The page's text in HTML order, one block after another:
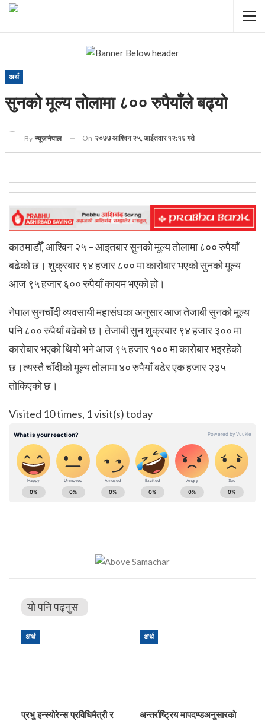
अर्थ
सुनको मूल्य तोलामा ८०० रुपैयाँले बढ्यो
By न्यूज नेपाल On २०७७ आश्विन २५, आईतवार १२:१६ गते
काठमाडौँ, आश्विन २५ – आइतबार सुनको मूल्य तोलामा ८०० रुपैयाँ
बढेको छ। शुक्रबार ९४ हजार ८०० मा कारोबार भएको सुनको मूल्य
आज ९५ हजार ६०० रुपैयाँ कायम भएको हो।
नेपाल सुनचाँदी व्यवसायी महासंघका अनुसार आज तेजाबी सुनको मूल्य
पनि ८०० रुपैयाँ बढेको छ। तेजाबी सुन शुक्रबार ९४ हजार ३०० मा
कारोबार भएको थियो भने आज ९५ हजार १०० मा कारोबार भइरहेको
छ।त्यस्तै चाँदीको मूल्य तोलामा ४० रुपैयाँ बढेर एक हजार २३५
तोकिएको छ।
Visited 10 times, 1 visit(s) today
यो पनि पढ्नुस
अर्थ
प्रभु इन्स्योरेन्स प्रविधिमैत्री र
अर्थ
अन्तर्राष्ट्रिय मापदण्डअनुसारको